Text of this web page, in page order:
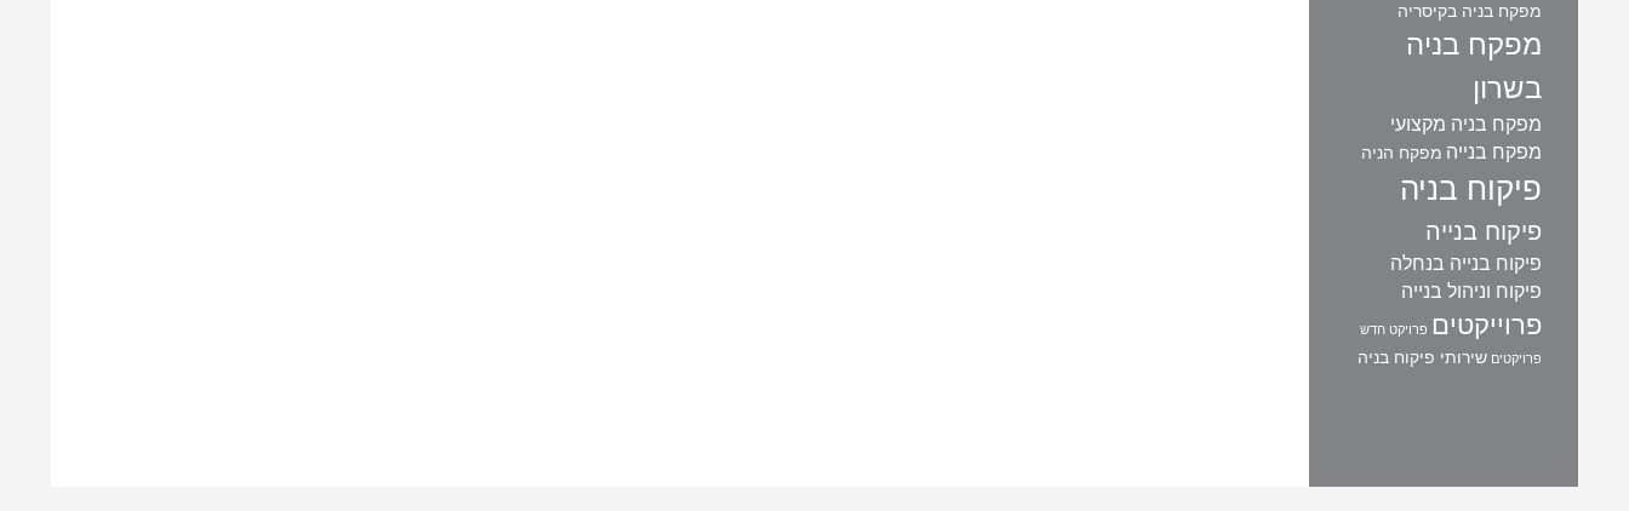
מפקח בניה בקיסריה
מפקח בניה
בשרון
מפקח בניה מקצועי
מפקח בנייה מפקח הניה
פיקוח בניה
פיקוח בנייה
פיקוח בנייה בנחלה
פיקוח וניהול בנייה
פרוייקטים פרויקט חדש
פרויקטים שירותי פיקוח בניה